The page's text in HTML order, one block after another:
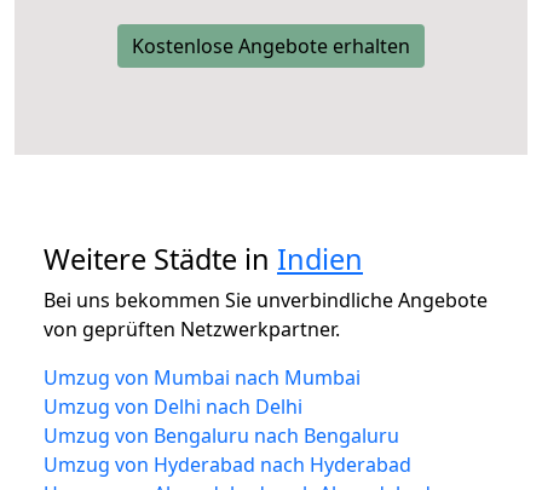
Kostenlose Angebote erhalten
Weitere Städte in Indien
Bei uns bekommen Sie unverbindliche Angebote
von geprüften Netzwerkpartner.
Umzug von Mumbai nach Mumbai
Umzug von Delhi nach Delhi
Umzug von Bengaluru nach Bengaluru
Umzug von Hyderabad nach Hyderabad